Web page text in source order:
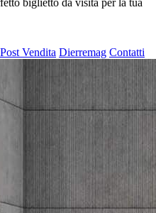
Vendita Dierremag Contatti